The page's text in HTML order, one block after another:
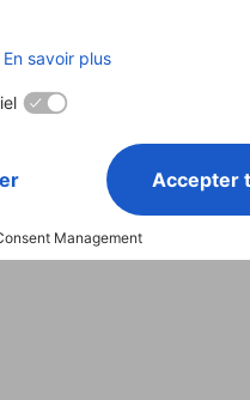
pays
garantie